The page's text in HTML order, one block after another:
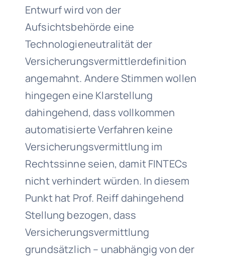
Entwurf wird von der
Aufsichtsbehörde eine
Technologieneutralität der
Versicherungsvermittlerdefinition
angemahnt. Andere Stimmen wollen
hingegen eine Klarstellung
dahingehend, dass vollkommen
automatisierte Verfahren keine
Versicherungsvermittlung im
Rechtssinne seien, damit FINTECs
nicht verhindert würden. In diesem
Punkt hat Prof. Reiff dahingehend
Stellung bezogen, dass
Versicherungsvermittlung
grundsätzlich – unabhängig von der